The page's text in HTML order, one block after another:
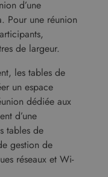
d’une
Pour une réunion
de largeur.
les tables de
un espace
dédiée aux
d’une
tables de
gestion de
réseaux et Wi-
1 heure 59
minutes
/